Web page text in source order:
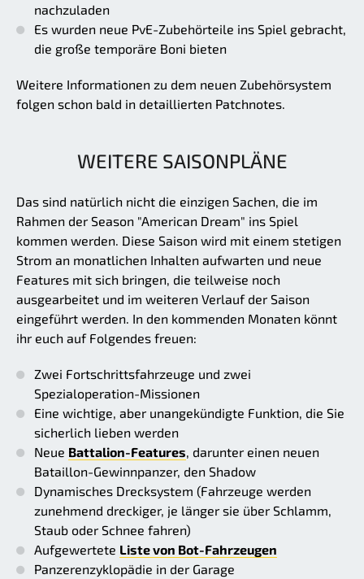
nachzuladen
Es wurden neue PvE-Zubehörteile ins Spiel gebracht,
die große temporäre Boni bieten
Weitere Informationen zu dem neuen Zubehörsystem
folgen schon bald in detaillierten Patchnotes.
WEITERE SAISONPLÄNE
Das sind natürlich nicht die einzigen Sachen, die im
Rahmen der Season "American Dream" ins Spiel
kommen werden. Diese Saison wird mit einem stetigen
Strom an monatlichen Inhalten aufwarten und neue
Features mit sich bringen, die teilweise noch
ausgearbeitet und im weiteren Verlauf der Saison
eingeführt werden. In den kommenden Monaten könnt
ihr euch auf Folgendes freuen:
Zwei Fortschrittsfahrzeuge und zwei
Spezialoperation-Missionen
Eine wichtige, aber unangekündigte Funktion, die Sie
sicherlich lieben werden
Neue Battalion-Features , darunter einen neuen
Bataillon-Gewinnpanzer, den Shadow
Dynamisches Drecksystem (Fahrzeuge werden
zunehmend dreckiger, je länger sie über Schlamm,
Staub oder Schnee fahren)
Aufgewertete Liste von Bot-Fahrzeugen
Panzerenzyklopädie in der Garage